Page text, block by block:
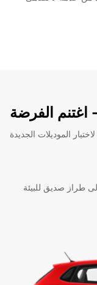
اغتنم الفرضة
الموديلات الجديدة
طراز صديق للبيئة